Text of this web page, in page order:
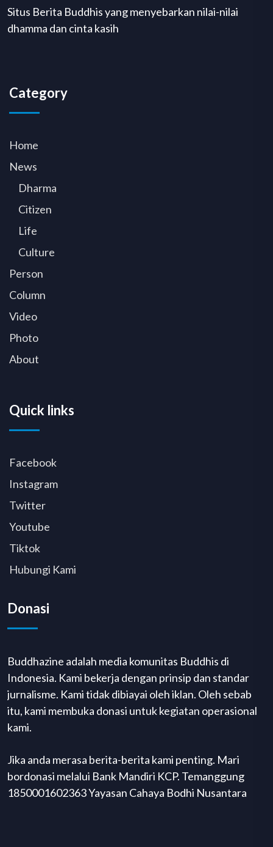
Situs Berita Buddhis yang menyebarkan nilai-nilai
dhamma dan cinta kasih
Category
Home
News
Dharma
Citizen
Life
Culture
Person
Column
Video
Photo
About
Quick links
Facebook
Instagram
Twitter
Youtube
Tiktok
Hubungi Kami
Donasi
Buddhazine adalah media komunitas Buddhis di
Indonesia. Kami bekerja dengan prinsip dan standar
jurnalisme. Kami tidak dibiayai oleh iklan. Oleh sebab
itu, kami membuka donasi untuk kegiatan operasional
kami.
Jika anda merasa berita-berita kami penting. Mari
bordonasi melalui Bank Mandiri KCP. Temanggung
1850001602363 Yayasan Cahaya Bodhi Nusantara